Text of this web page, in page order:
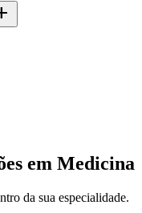
em Medicina
da sua especialidade.